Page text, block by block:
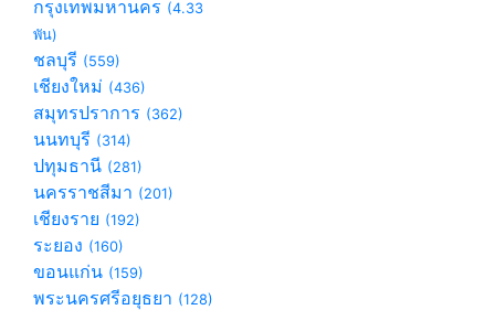
กรุงเทพมหานคร (4.33
พัน)
ชลบุรี (559)
เชียงใหม่ (436)
สมุทรปราการ (362)
นนทบุรี (314)
ปทุมธานี (281)
นครราชสีมา (201)
เชียงราย (192)
ระยอง (160)
ขอนแก่น (159)
พระนครศรีอยุธยา (128)